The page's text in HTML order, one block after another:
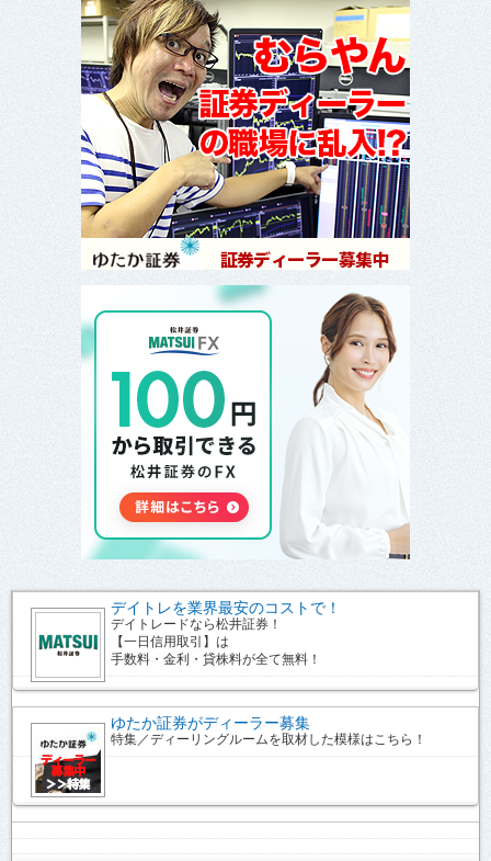
デイトレを業界最安のコストで！
デイトレードなら松井証券！
【一日信用取引】は
手数料・金利・貸株料が全て無料！
ゆたか証券がディーラー募集
特集／ディーリングルームを取材した模様はこちら！